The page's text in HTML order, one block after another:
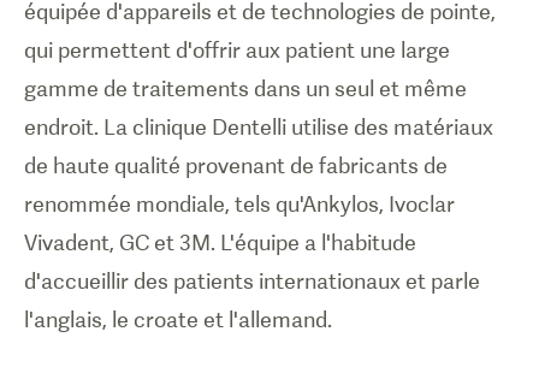
équipée d'appareils et de technologies de pointe,
qui permettent d'offrir aux patient une large
gamme de traitements dans un seul et même
endroit. La clinique Dentelli utilise des matériaux
de haute qualité provenant de fabricants de
renommée mondiale, tels qu'Ankylos, Ivoclar
Vivadent, GC et 3M. L'équipe a l'habitude
d'accueillir des patients internationaux et parle
l'anglais, le croate et l'allemand.